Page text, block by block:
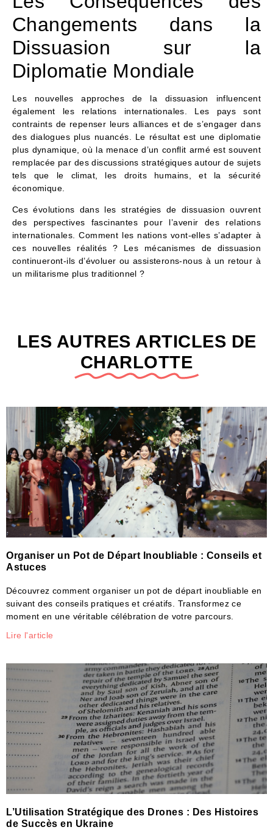
Changements dans la
Dissuasion sur la
Diplomatie Mondiale
Les nouvelles approches de la dissuasion influencent
également les relations internationales. Les pays sont
contraints de repenser leurs alliances et de s’engager dans
des dialogues plus nuancés. Le résultat est une diplomatie
plus dynamique, où la menace d’un conflit armé est souvent
remplacée par des discussions stratégiques autour de sujets
tels que le climat, les droits humains, et la sécurité
économique.
Ces évolutions dans les stratégies de dissuasion ouvrent
des perspectives fascinantes pour l’avenir des relations
internationales. Comment les nations vont-elles s’adapter à
ces nouvelles réalités ? Les mécanismes de dissuasion
continueront-ils d’évoluer ou assisterons-nous à un retour à
un militarisme plus traditionnel ?
LES AUTRES ARTICLES DE
CHARLOTTE
Organiser un Pot de Départ Inoubliable : Conseils et
Astuces
Découvrez comment organiser un pot de départ inoubliable en
suivant des conseils pratiques et créatifs. Transformez ce
moment en une véritable célébration de votre parcours.
Lire l'article
L’Utilisation Stratégique des Drones : Des Histoires
de Succès en Ukraine